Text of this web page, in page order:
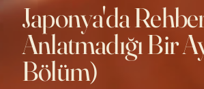
Japonya'da
Anlatmadığı Bir
Bölüm)